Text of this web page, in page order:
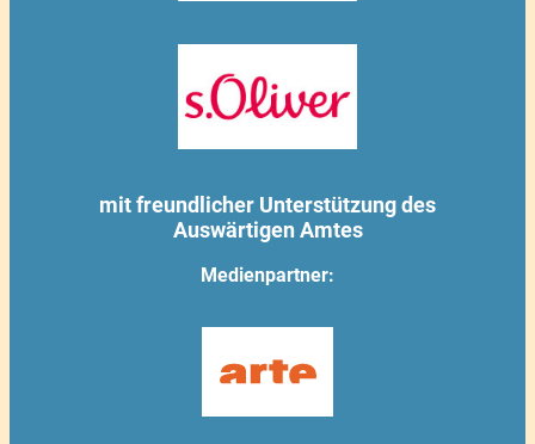
mit freundlicher Unterstützung des
Auswärtigen Amtes
Medienpartner: